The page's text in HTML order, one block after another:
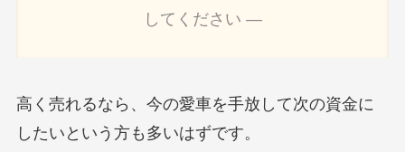
してください ―
高く売れるなら、今の愛車を手放して次の資金に
したいという方も多いはずです。